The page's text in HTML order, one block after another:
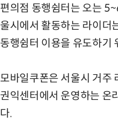
편의점 동행쉼터는 오는
울시에서 활동하는 라이더
동행쉼터 이용을 유도하기
모바일쿠폰은 서울시 거주
권익센터에서 운영하는 온
다.